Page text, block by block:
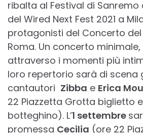
ribalta al Festival di
del Wired Next Fest 2021 a
protagonisti del Concerto
Roma. Un concerto
attraverso i momenti più
loro repertorio sarà di scena
cantautori Zibba e Erica Mou
22 Piazzetta Grotta biglietto
botteghino). L’1 settembre
promessa Cecilia (ore 22